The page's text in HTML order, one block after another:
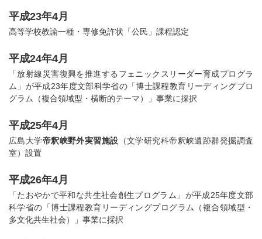
平成23年4月
高等学校教諭一種・専修免許状「公民」課程認定
平成24年4月
「放射線災害復興を推進するフェニックスリーダー育成プログラ
ム」が平成23年度文部科学省の「博士課程教育リーディングプロ
グラム（複合領域型・横断的テーマ）」事業に採択
平成25年4月
広島大学帝釈峡野外実習施設 （文学研究科帝釈峡遺跡群発掘調査
室）設置
平成26年4月
「たおやかで平和な共生社会創生プログラム」が平成25年度文部
科学省の「博士課程教育リーディングプログラム（複合領域型・
多文化共生社会）」事業に採択